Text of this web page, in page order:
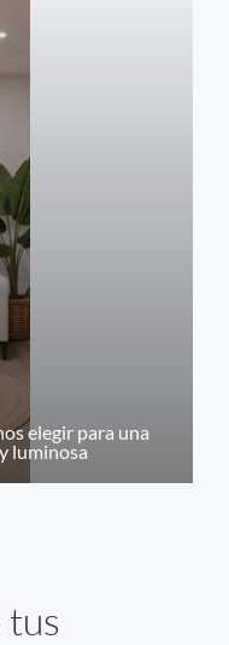
elegir para una
luminosa
tus